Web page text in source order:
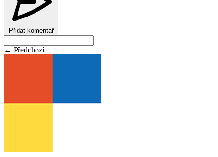
Přidat komentář
← Předchozí